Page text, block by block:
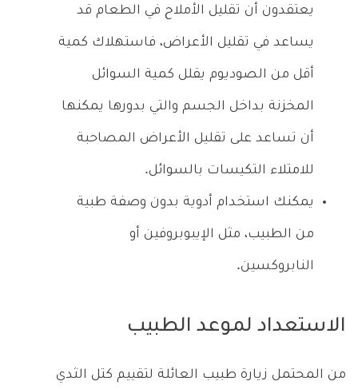
يعتقدون أن تقليل الأملاح في الطعام قد
يساعد في تقليل الأعراض، فاستهلاك كمية
أقل من الصوديوم يقلل كمية السوائل
المخزنة بداخل الجسم والتي بدورها يمكنها
أن تساعد على تقليل الأعراض المصاحبة
للامتلاء التكيسات بالسوائل.
يمكنك استخدام أدوية بدون وصفة طبية
من الطبيب، مثل الإيبوبروفين أو
النابروكسين.
الاستعداد لموعد الطبيب
من المحتمل زيارة طبيب العائلة لتقييم كتل الثدي